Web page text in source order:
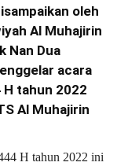
oleh
Al Muhajirin
Nan Dua
acara
H tahun 2022
Al Muhajirin
H tahun 2022 ini